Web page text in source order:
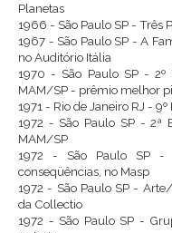
Planetas
1966 - São Paulo SP - Três
1967 - São Paulo SP - A
no Auditório Itália
1970 - São Paulo SP - 2º
MAM/SP - prêmio melhor
1971 - Rio de Janeiro RJ -
1972 - São Paulo SP - 2ª
MAM/SP
1972 - São Paulo SP -
conseqüências, no Masp
1972 - São Paulo SP -
da Collectio
1972 - São Paulo SP -